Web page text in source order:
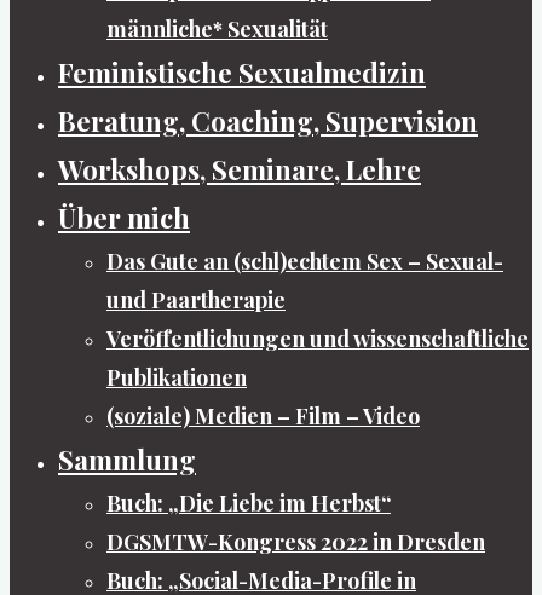
männliche* Sexualität
Feministische Sexualmedizin
Beratung, Coaching, Supervision
Workshops, Seminare, Lehre
Über mich
Das Gute an (schl)echtem Sex – Sexual-
und Paartherapie
Veröffentlichungen und wissenschaftliche
Publikationen
(soziale) Medien – Film – Video
Sammlung
Buch: „Die Liebe im Herbst“
DGSMTW-Kongress 2022 in Dresden
Buch: „Social-Media-Profile in